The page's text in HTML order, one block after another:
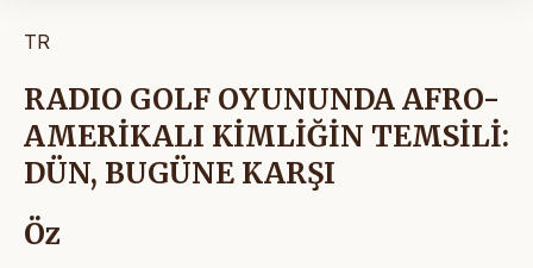
TR
RADIO GOLF OYUNUNDA AFRO-
AMERİKALI KİMLİĞİN TEMSİLİ:
DÜN, BUGÜNE KARŞI
Öz